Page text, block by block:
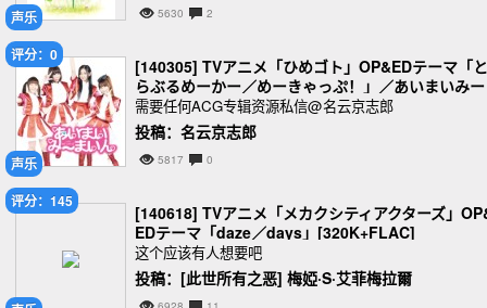
声乐 5630 2
声乐
评分：0
[140305] TVアニメ「ひめゴト」OP&EDテーマ「と
らぶるめーかー／めーきゃっぷ！」／あいまいみ
いん [320K]
需要任何ACG专辑资源私信@名云京志郎
投稿：名云京志郎
5817 0
评分：145
[140618] TVアニメ「メカクシティアクターズ」
EDテーマ「daze／days」[320K+FLAC]
这个应该有人想要吧
投稿：[此世所有之恶] 梅婭·S·艾菲梅拉爾